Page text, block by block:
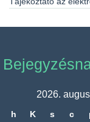
2026.
h K s c